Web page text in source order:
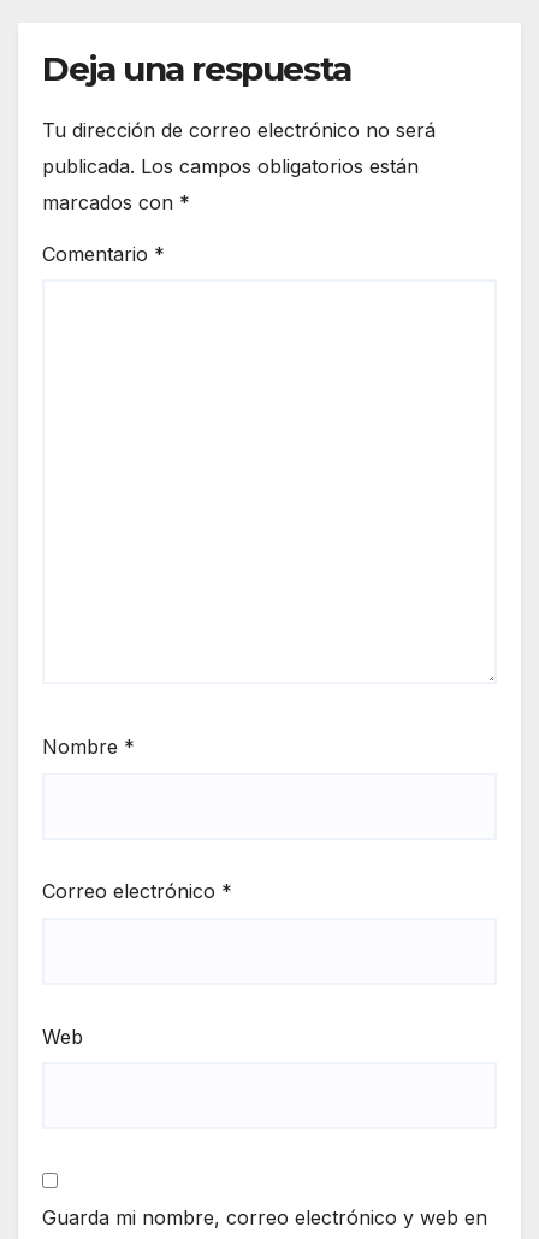
Deja una respuesta
Tu dirección de correo electrónico no será
publicada. Los campos obligatorios están
marcados con *
Comentario *
Nombre *
Correo electrónico *
Web
Guarda mi nombre, correo electrónico y web en